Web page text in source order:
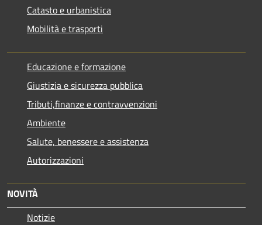
Catasto e urbanistica
Mobilità e trasporti
Educazione e formazione
Giustizia e sicurezza pubblica
Tributi,finanze e contravvenzioni
Ambiente
Salute, benessere e assistenza
Autorizzazioni
NOVITÀ
Notizie